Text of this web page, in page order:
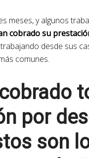
meses, y algunos
cobrado su
desde sus
comunes.
por
son